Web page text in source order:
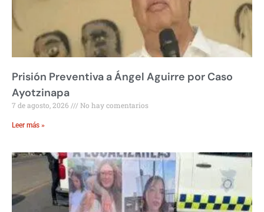
Prisión Preventiva a Ángel Aguirre por Caso
Ayotzinapa
7 de agosto, 2026 No hay comentarios
Leer más »